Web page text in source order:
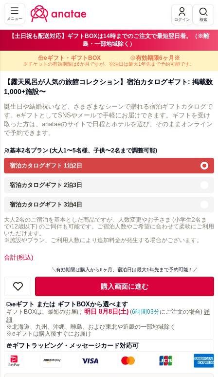
メニュー ログイン 検索
【土日祝も配送対応】ギフトBOXは14時までのご注文で最短翌日着。（※離
島・一部地域除く）
eギフト・ギフトBOX 有効期限6ヶ月※
※チケットの有効期限は6か月ですが、宿泊日は最大1年先まで予約可能です。
【露天風呂が人気の旅館コレクション】宿泊カタログギフト: 掲載数
1,000+施設〜
誕生日や結婚祝いなど、さまざまなシーンで贈れる宿泊ギフトカタログで
す。eギフトとしてSNSやメールで手軽にお届けできます。ギフトを受け
取った方は、anataeのサイトで日程とホテルを選び、そのままオンライン
で予約できます。
基本2名プラン (大人1〜5名様、子供〜2名まで調整可能)
宿泊カタログギフト 1泊2日
宿泊カタログギフト 2泊3日
宿泊カタログギフト 3泊4日
大人2名のご宿泊を基本とした商品ですが、人数変更やお子さま (小学生2名ま
で/12歳以下) のご同伴も可能です。ご宿泊人数やご希望に合わせて柔軟にご利用
いただけます。
※施設やプラン、ご利用人数により追加料金が発生する場合がございます。
合計(税込)
有効期限は購入から6ヶ月、宿泊日は最大1年先まで予約可能！
購入画面に進む
eギフト または ギフトBOXから選べます
ギフトBOXは、最短のお届け 明日 8月8日(土) (6時間03分にご注文の場合) 詳
細
※北海道、九州、沖縄、離島、および東北や近畿の一部地域除く
※eギフトは購入後すぐにお届け
ギフトラッピング・メッセージカード対応可